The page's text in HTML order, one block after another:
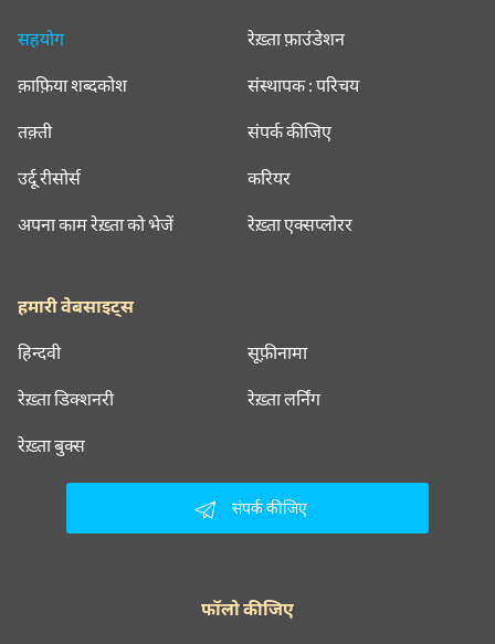
सहयोग
क़ाफ़िया शब्दकोश
तक़्ती
उर्दू रीसोर्स
अपना काम रेख़्ता को भेजें
रेख़्ता फ़ाउंडेशन
संस्थापक : परिचय
संपर्क कीजिए
करियर
रेख़्ता एक्सप्लोरर
हमारी वेबसाइट्स
हिन्दवी सूफ़ीनामा
रेख़्ता डिक्शनरी रेख़्ता लर्निंग
रेख़्ता बुक्स
संपर्क कीजिए
फॉलो कीजिए